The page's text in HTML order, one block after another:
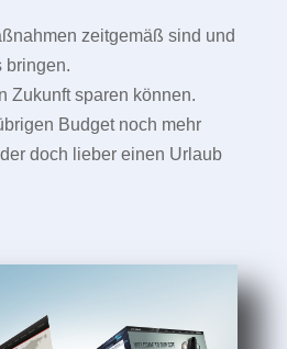
zeitgemäß sind und
bringen.
Zukunft sparen können.
Budget noch mehr
doch lieber einen Urlaub